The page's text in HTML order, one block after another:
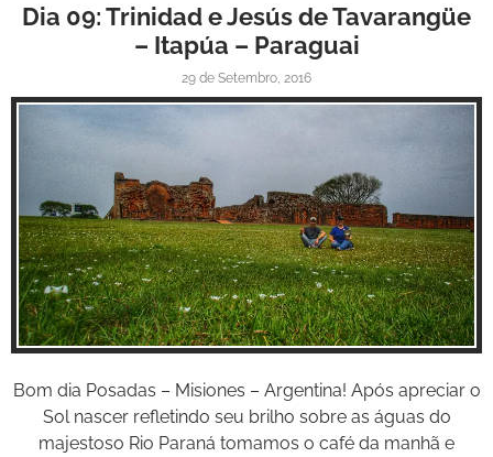
VIAGEM
RODOVIÁRIOS
BOOK
VÍDEOS
Dia 09: Trinidad e Jesús de Tavarangüe
– Itapúa – Paraguai
29 de Setembro, 2016
Inspire-se!
Bom dia Posadas – Misiones – Argentina! Após apreciar o
Sol nascer refletindo seu brilho sobre as águas do
majestoso Rio Paraná tomamos o café da manhã e